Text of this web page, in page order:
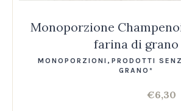
Monoporzione
farina di grano
MONOPORZIONI , PRODOTTI
GRANO*
€6,30